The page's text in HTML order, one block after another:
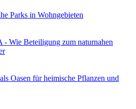
Parks in Wohngebieten
Wie Beteiligung zum naturnahen
Oasen für heimische Pflanzen und